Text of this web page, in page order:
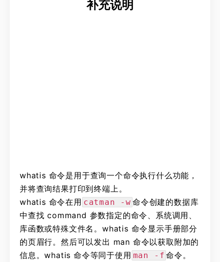
补充说明
whatis 命令是用于查询一个命令执行什么功能，
并将查询结果打印到终端上。
whatis 命令在用 catman -w 命令创建的数据库
中查找 command 参数指定的命令、系统调用、
库函数或特殊文件名。whatis 命令显示手册部分
的页眉行。然后可以发出 man 命令以获取附加的
信息。whatis 命令等同于使用 man -f 命令。